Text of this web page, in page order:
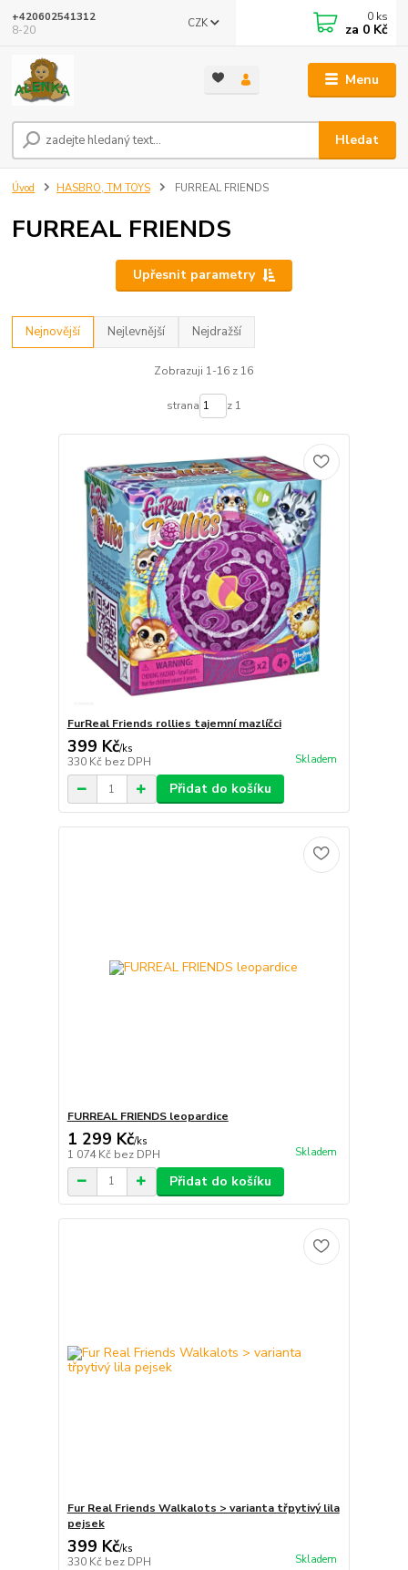
Menu
CZK
Hledat
+420602541312
8-20
0 ks
za 0 Kč
Úvod HASBRO, TM TOYS FURREAL FRIENDS
FURREAL FRIENDS
Upřesnit parametry
Nejnovější Nejlevnější Nejdražší
Zobrazuji 1-16 z 16
strana z 1
FurReal Friends rollies tajemní mazlíčci
399 Kč/ks
330 Kč bez DPH Skladem
Přidat do košíku
FURREAL FRIENDS leopardice
1 299 Kč/ks
1 074 Kč bez DPH Skladem
Přidat do košíku
Fur Real Friends Walkalots > varianta třpytivý lila
pejsek
399 Kč/ks
330 Kč bez DPH Skladem